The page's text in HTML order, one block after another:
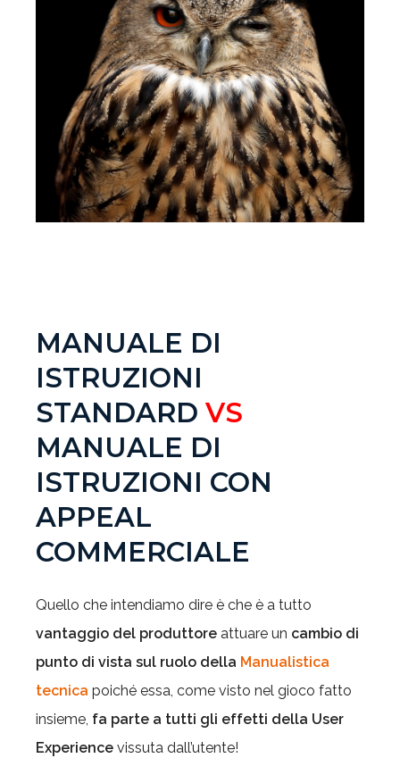
MANUALE DI
ISTRUZIONI
STANDARD VS
MANUALE DI
ISTRUZIONI CON
APPEAL
COMMERCIALE
Quello che intendiamo dire è che è a tutto
vantaggio del produttore attuare un cambio di
punto di vista sul ruolo della Manualistica
tecnica poiché essa, come visto nel gioco fatto
insieme, fa parte a tutti gli effetti della User
Experience vissuta dall’utente!